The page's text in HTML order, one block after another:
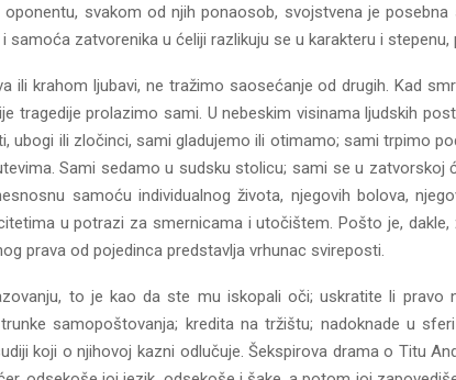
svakom od njih ponaosob, svojstvena je
zatvorenika u ćeliji razlikuju se u karakteru i stepenu,
ili krahom ljubavi, ne tražimo saosećanje od drugih. Kad
tragedije prolazimo sami. U nebeskim visinama ljudskih
ubogi ili zločinci, sami gladujemo ili otimamo; sami trpimo
Sami sedamo u sudsku stolicu; sami se u zatvorskoj
samoću individualnog života, njegovih bolova,
u potrazi za smernicama i utočištem. Pošto je,
prava od pojedinca predstavlja vrhunac svireposti.
to je kao da ste mu iskopali oči; uskratite li
samopoštovanja; kredita na tržištu; nadoknade u
koji o njihovoj kazni odlučuje. Šekspirova drama o Titu